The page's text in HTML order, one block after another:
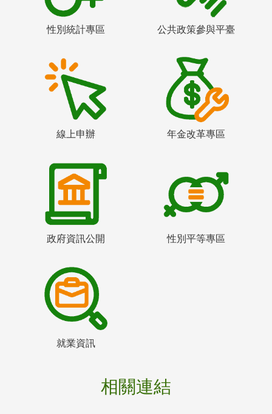
性別統計專區 公共政策參與平臺
線上申辦 年金改革專區
政府資訊公開 性別平等專區
就業資訊
相關連結